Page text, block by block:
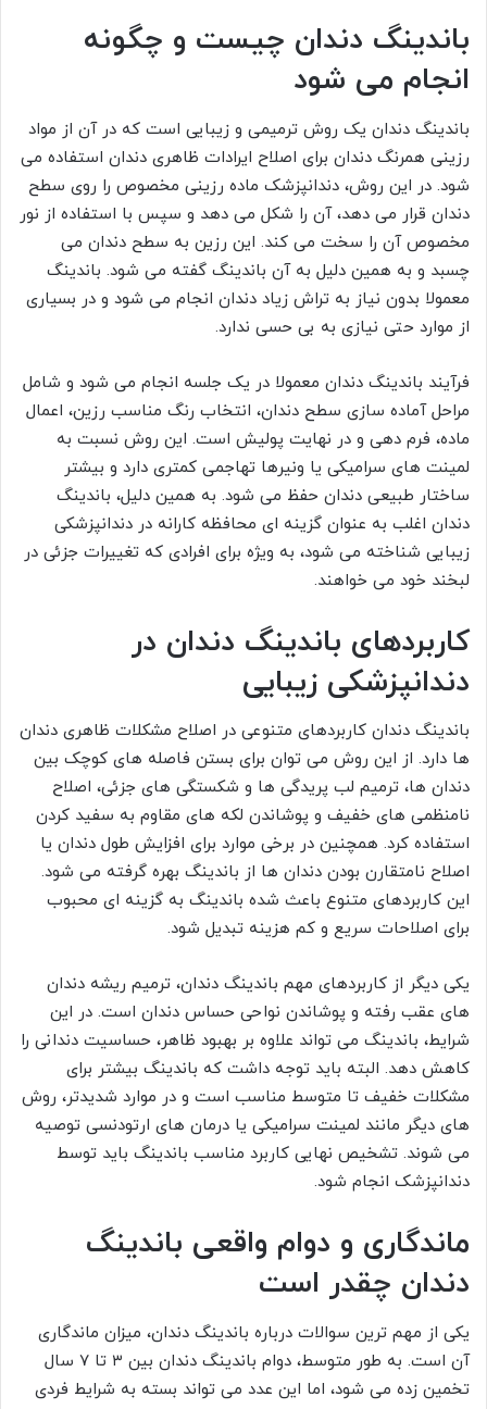
باندینگ دندان چیست و چگونه
انجام می شود
باندینگ دندان یک روش ترمیمی و زیبایی است که در آن از مواد
رزینی همرنگ دندان برای اصلاح ایرادات ظاهری دندان استفاده می
شود. در این روش، دندانپزشک ماده رزینی مخصوص را روی سطح
دندان قرار می دهد، آن را شکل می دهد و سپس با استفاده از نور
مخصوص آن را سخت می کند. این رزین به سطح دندان می
چسبد و به همین دلیل به آن باندینگ گفته می شود. باندینگ
معمولا بدون نیاز به تراش زیاد دندان انجام می شود و در بسیاری
از موارد حتی نیازی به بی حسی ندارد.
فرآیند باندینگ دندان معمولا در یک جلسه انجام می شود و شامل
مراحل آماده سازی سطح دندان، انتخاب رنگ مناسب رزین، اعمال
ماده، فرم دهی و در نهایت پولیش است. این روش نسبت به
لمینت های سرامیکی یا ونیرها تهاجمی کمتری دارد و بیشتر
ساختار طبیعی دندان حفظ می شود. به همین دلیل، باندینگ
دندان اغلب به عنوان گزینه ای محافظه کارانه در دندانپزشکی
زیبایی شناخته می شود، به ویژه برای افرادی که تغییرات جزئی در
لبخند خود می خواهند.
کاربردهای باندینگ دندان در
دندانپزشکی زیبایی
باندینگ دندان کاربردهای متنوعی در اصلاح مشکلات ظاهری دندان
ها دارد. از این روش می توان برای بستن فاصله های کوچک بین
دندان ها، ترمیم لب پریدگی ها و شکستگی های جزئی، اصلاح
نامنظمی های خفیف و پوشاندن لکه های مقاوم به سفید کردن
استفاده کرد. همچنین در برخی موارد برای افزایش طول دندان یا
اصلاح نامتقارن بودن دندان ها از باندینگ بهره گرفته می شود.
این کاربردهای متنوع باعث شده باندینگ به گزینه ای محبوب
برای اصلاحات سریع و کم هزینه تبدیل شود.
یکی دیگر از کاربردهای مهم باندینگ دندان، ترمیم ریشه دندان
های عقب رفته و پوشاندن نواحی حساس دندان است. در این
شرایط، باندینگ می تواند علاوه بر بهبود ظاهر، حساسیت دندانی را
کاهش دهد. البته باید توجه داشت که باندینگ بیشتر برای
مشکلات خفیف تا متوسط مناسب است و در موارد شدیدتر، روش
های دیگر مانند لمینت سرامیکی یا درمان های ارتودنسی توصیه
می شوند. تشخیص نهایی کاربرد مناسب باندینگ باید توسط
دندانپزشک انجام شود.
ماندگاری و دوام واقعی باندینگ
دندان چقدر است
یکی از مهم ترین سوالات درباره باندینگ دندان، میزان ماندگاری
آن است. به طور متوسط، دوام باندینگ دندان بین ۳ تا ۷ سال
تخمین زده می شود، اما این عدد می تواند بسته به شرایط فردی